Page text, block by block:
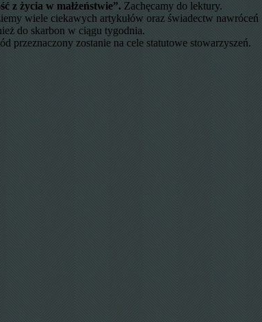
z życia w małżeństwie”. Zachęcamy do lektury.
wiele ciekawych artykułów oraz świadectw nawróceń
do skarbon w ciągu tygodnia.
przeznaczony zostanie na cele statutowe stowarzyszeń.